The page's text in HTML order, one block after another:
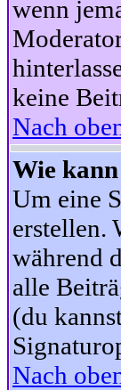
wenn
keine
Nach
Wie
Um eine
erstellen.
während
alle
(du
Nach